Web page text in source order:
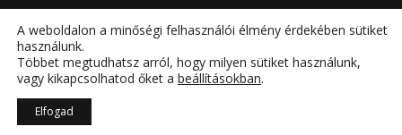
Fenntarthatóság
Megújuló energia
Általános Szerződési
Feltételek
A weboldalon a minőségi felhasználói élmény érdekében sütiket
használunk.
Többet megtudhatsz arról, hogy milyen sütiket használunk,
vagy kikapcsolhatod őket a beállításokban.
Elfogad